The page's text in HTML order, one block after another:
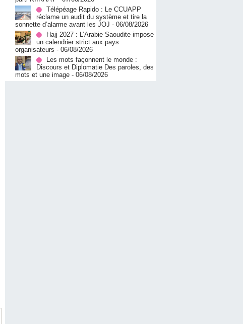
Télépéage Rapido : Le CCUAPP
réclame un audit du système et tire la
sonnette d’alarme avant les JOJ - 06/08/2026
Hajj 2027 : L’Arabie Saoudite impose
un calendrier strict aux pays
organisateurs - 06/08/2026
Les mots façonnent le monde :
Discours et Diplomatie Des paroles, des
mots et une image - 06/08/2026